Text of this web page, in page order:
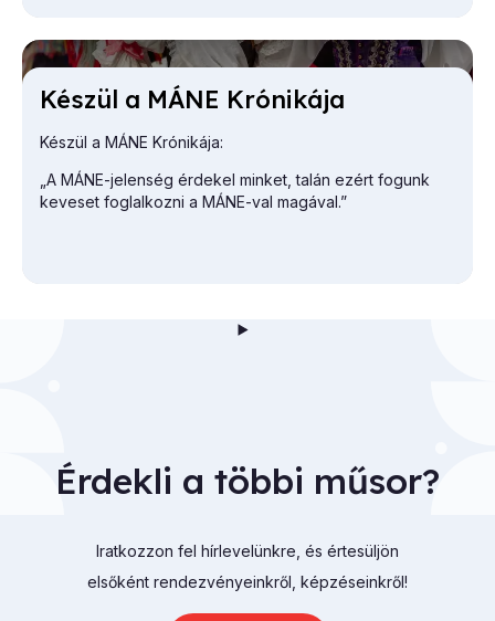
Ké­szül a MÁNE Kró­ni­ká­ja
Készül a MÁNE Krónikája:
„A MÁNE-jelenség érdekel minket, talán ezért fogunk
keveset foglalkozni a MÁNE-val magával.”
Érdekli a többi műsor?
Iratkozzon fel hírlevelünkre, és értesüljön
elsőként rendezvényeinkről, képzéseinkről!